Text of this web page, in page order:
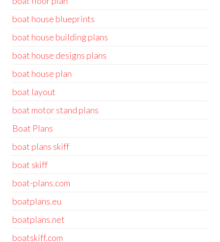
boat house blueprints
boat house building plans
boat house designs plans
boat house plan
boat layout
boat motor stand plans
Boat Plans
boat plans skiff
boat skiff
boat-plans.com
boatplans.eu
boatplans.net
boatskiff.com